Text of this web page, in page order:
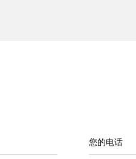
您的电话